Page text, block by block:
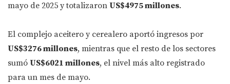
mayo de 2025 y totalizaron US$4975 millones.
El complejo aceitero y cerealero aportó ingresos por
US$3276 millones, mientras que el resto de los sectores
sumó US$6021 millones, el nivel más alto registrado
para un mes de mayo.